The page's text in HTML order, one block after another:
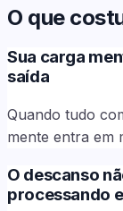
O que
Sua carga
saída
Quando tudo
mente entra em
O descanso
processando